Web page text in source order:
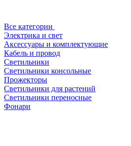
Все категории
Электрика и свет
Аксессуары и комплектующие
Кабель и провод
Светильники
Светильники консольные
Прожекторы
Светильники для растений
Светильники переносные
Фонари